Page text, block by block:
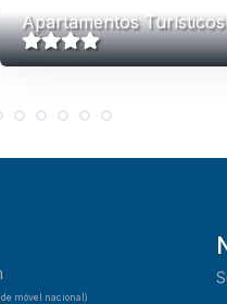
Apartamentos
móvel nacional)